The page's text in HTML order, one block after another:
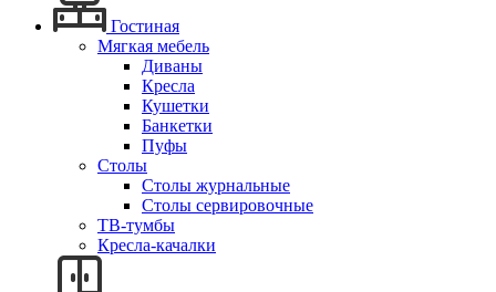
Гостиная
Мягкая мебель
Диваны
Кресла
Кушетки
Банкетки
Пуфы
Столы
Столы журнальные
Столы сервировочные
ТВ-тумбы
Кресла-качалки